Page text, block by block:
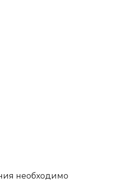
необходимо